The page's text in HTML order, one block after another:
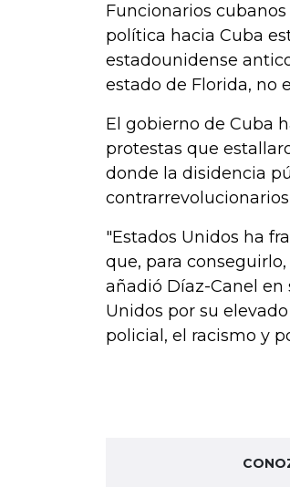
Funcionarios
política hacia Cuba
estadounidense
estado de Florida, no
El gobierno de Cuba
protestas que
donde la disidencia
"Estados Unidos ha
que, para
añadió Díaz-Canel en
Unidos por su
policial, el racismo y